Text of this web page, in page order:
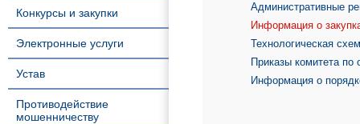
Конкурсы и закупки
Электронные услуги
Устав
Противодействие
мошенничеству
Административные
Информация о
Технологическая
Приказы комитета
Информация о